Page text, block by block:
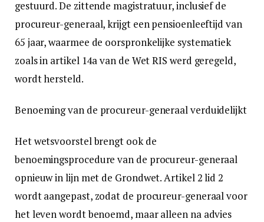
gestuurd. De zittende magistratuur, inclusief de
procureur-generaal, krijgt een pensioenleeftijd van
65 jaar, waarmee de oorspronkelijke systematiek
zoals in artikel 14a van de Wet RIS werd geregeld,
wordt hersteld.
Benoeming van de procureur-generaal verduidelijkt
Het wetsvoorstel brengt ook de
benoemingsprocedure van de procureur-generaal
opnieuw in lijn met de Grondwet. Artikel 2 lid 2
wordt aangepast, zodat de procureur-generaal voor
het leven wordt benoemd, maar alleen na advies